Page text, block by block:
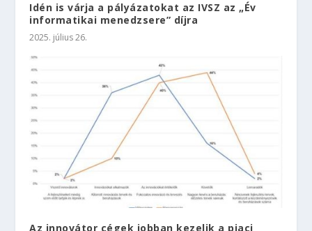
Idén is várja a pályázatokat az IVSZ az „Év
informatikai menedzsere” díjra
2025. július 26.
Az innovátor cégek jobban kezelik a piaci